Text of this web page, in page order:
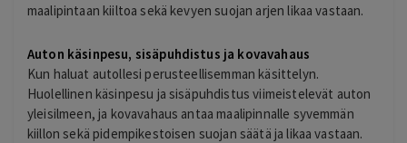
maalipintaan kiiltoa sekä kevyen suojan arjen likaa vastaan.
Auton käsinpesu, sisäpuhdistus ja kovavahaus
Kun haluat autollesi perusteellisemman käsittelyn.
Huolellinen käsinpesu ja sisäpuhdistus viimeistelevät auton
yleisilmeen, ja kovavahaus antaa maalipinnalle syvemmän
kiillon sekä pidempikestoisen suojan säätä ja likaa vastaan.